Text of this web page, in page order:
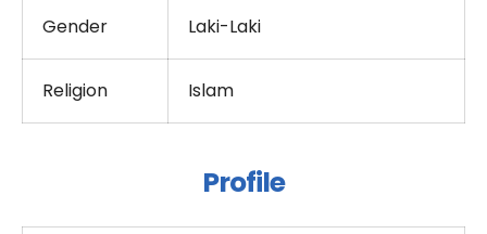
Gender Laki-Laki
Religion Islam
Profile